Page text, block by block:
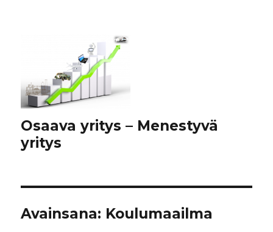
Osaava yritys – Menestyvä
yritys
Avainsana: Koulumaailma